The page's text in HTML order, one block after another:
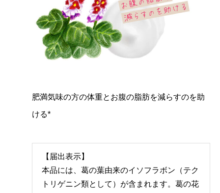
肥満気味の方の体重とお腹の脂肪を減らすのを助
ける*
【届出表示】
本品には、葛の葉由来のイソフラボン（テク
トリゲニン類として）が含まれます。葛の花